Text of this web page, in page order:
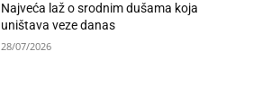
Najveća laž o srodnim dušama koja
uništava veze danas
28/07/2026